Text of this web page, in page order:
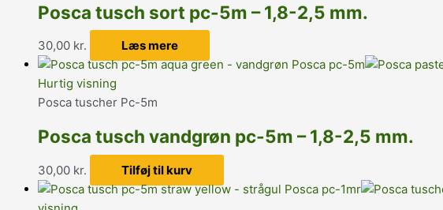
Posca tusch sort pc-5m – 1,8-2,5 mm.
30,00 kr. Læs mere
Hurtig visning
Posca tuscher Pc-5m
Posca tusch vandgrøn pc-5m – 1,8-2,5 mm.
30,00 kr.
Tilføj til kurv